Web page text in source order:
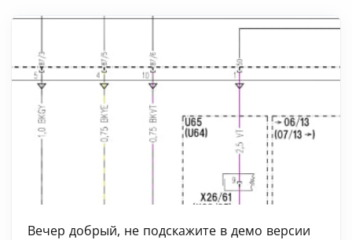
Вечер добрый, не подскажите в демо версии